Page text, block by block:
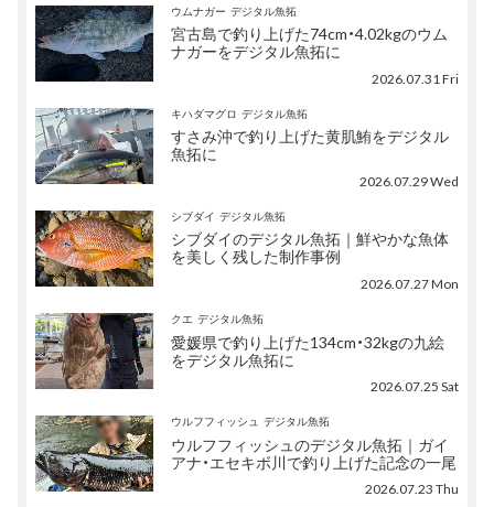
ウムナガー デジタル魚拓
宮古島で釣り上げた74cm・4.02kgのウム
ナガーをデジタル魚拓に
2026.07.31 Fri
キハダマグロ デジタル魚拓
すさみ沖で釣り上げた黄肌鮪をデジタル
魚拓に
2026.07.29 Wed
シブダイ デジタル魚拓
シブダイのデジタル魚拓｜鮮やかな魚体
を美しく残した制作事例
2026.07.27 Mon
クエ デジタル魚拓
愛媛県で釣り上げた134cm・32kgの九絵
をデジタル魚拓に
2026.07.25 Sat
ウルフフィッシュ デジタル魚拓
ウルフフィッシュのデジタル魚拓｜ガイ
アナ・エセキボ川で釣り上げた記念の一尾
2026.07.23 Thu